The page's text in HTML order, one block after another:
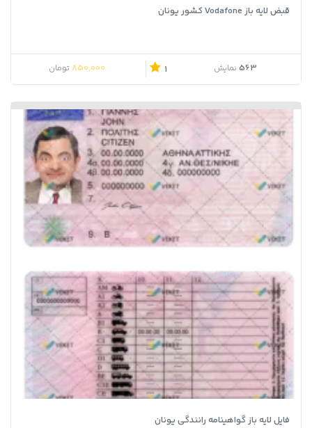
قبض لایه باز Vodafone کشور یونان
563 نمایش 1
850,000 تومان
فایل لایه باز گواهینامه رانندگی یونان